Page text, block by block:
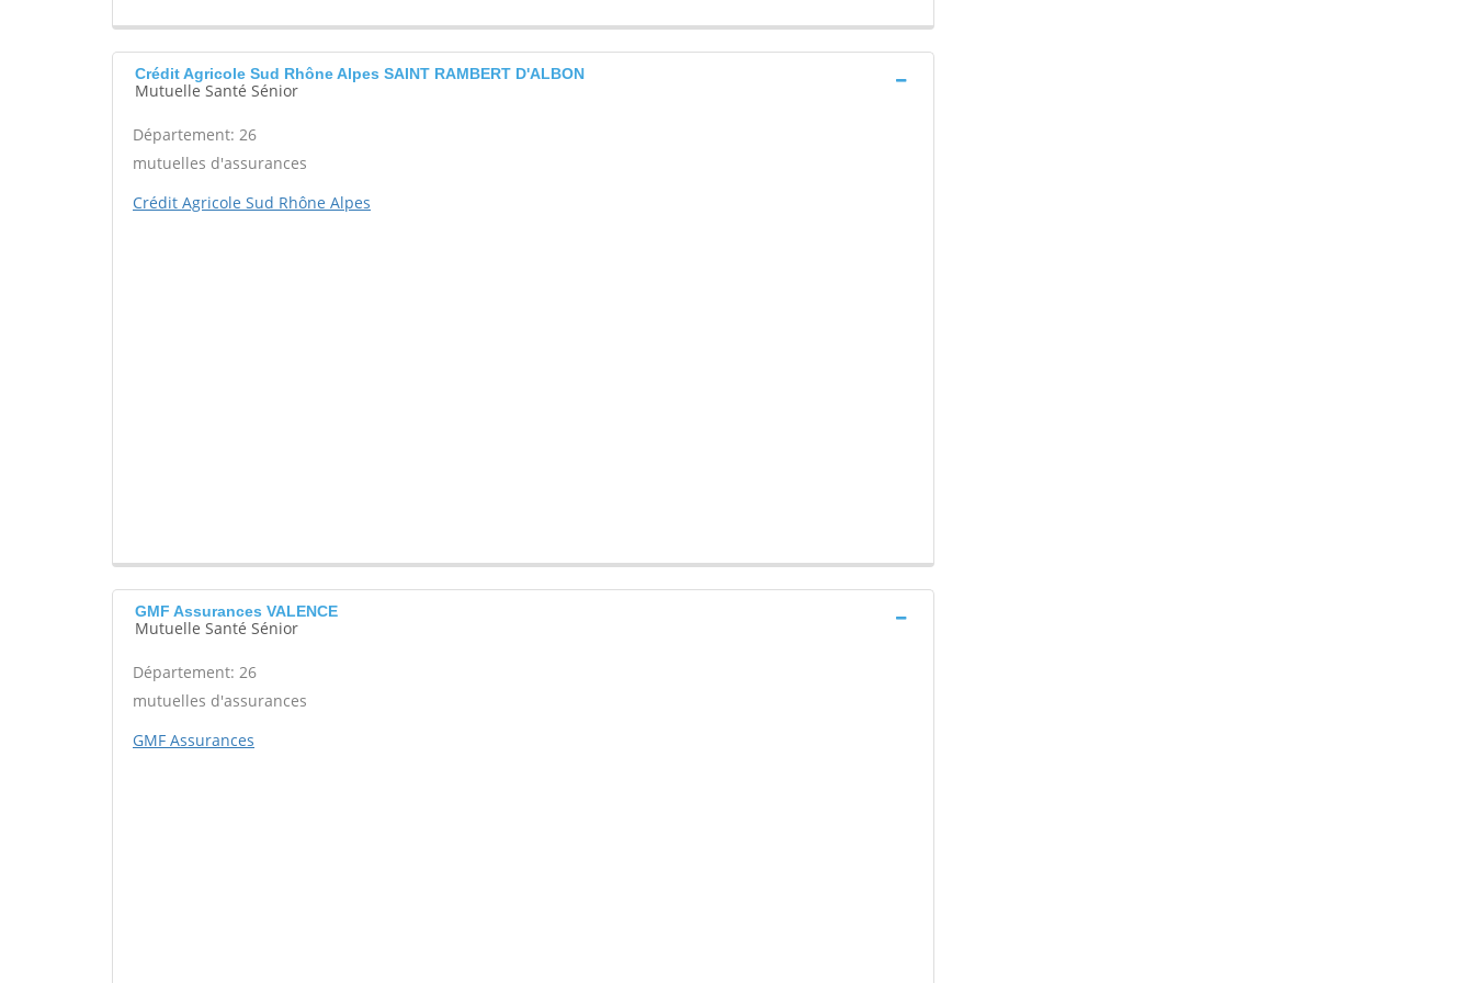
Crédit Agricole Sud Rhône Alpes SAINT RAMBERT D'ALBON
Mutuelle Santé Sénior
Département: 26
mutuelles d'assurances
Crédit Agricole Sud Rhône Alpes
GMF Assurances VALENCE
Mutuelle Santé Sénior
Département: 26
mutuelles d'assurances
GMF Assurances